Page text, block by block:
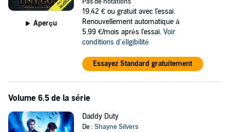
Aperçu
19,42 € ou gratuit avec l'essai.
Renouvellement automatique à
5,99 €/mois après l'essai. Voir
conditions d'éligibilité
Essayez Standard gratuitement
Volume 6.5 de la série
Daddy Duty
De :Shayne Silvers